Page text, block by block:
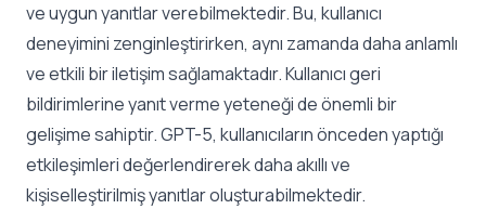
ve uygun yanıtlar verebilmektedir. Bu, kullanıcı
deneyimini zenginleştirirken, aynı zamanda daha anlamlı
ve etkili bir iletişim sağlamaktadır. Kullanıcı geri
bildirimlerine yanıt verme yeteneği de önemli bir
gelişime sahiptir. GPT-5, kullanıcıların önceden yaptığı
etkileşimleri değerlendirerek daha akıllı ve
kişiselleştirilmiş yanıtlar oluşturabilmektedir.